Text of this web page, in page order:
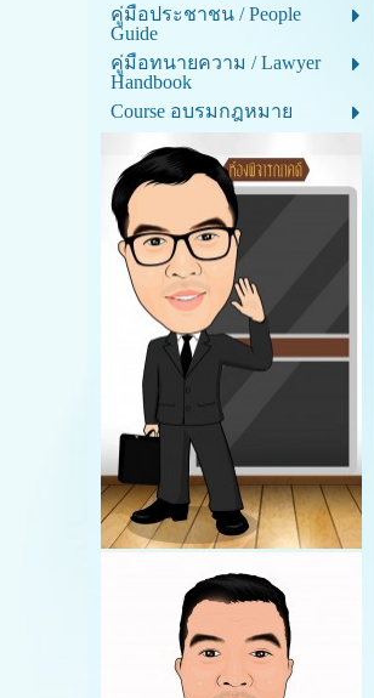
คู่มือประชาชน / People
Guide
คู่มือทนายความ / Lawyer
Handbook
Course อบรมกฎหมาย